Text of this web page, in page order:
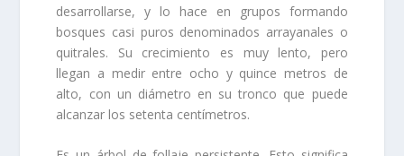
desarrollarse, y lo hace en grupos formando
bosques casi puros denominados arrayanales o
quitrales. Su crecimiento es muy lento, pero
llegan a medir entre ocho y quince metros de
alto, con un diámetro en su tronco que puede
alcanzar los setenta centímetros.